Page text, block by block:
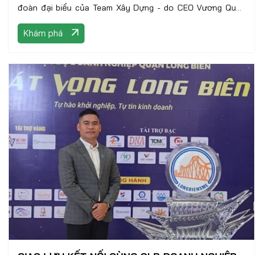
đoàn đại biểu của Team Xây Dựng - do CEO Vương Quốc
Dân dẫn đầu, tham gia cùng đoàn đại biểu CLB Doanh
nghiệp Long Biên
Khám phá